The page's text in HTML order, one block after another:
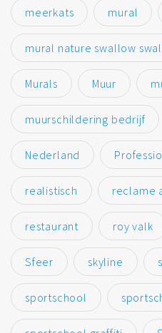
meerkats mural
mural nature swallow
Murals Muur
muurschildering bedrijf
Nederland
realistisch reclame
restaurant roy valk
Sfeer skyline
sportschool